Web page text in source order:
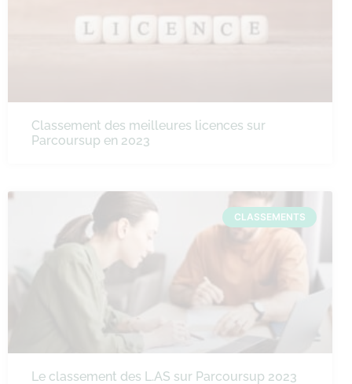
Classement des meilleures licences sur
Parcoursup en 2023
CLASSEMENTS
Le classement des L.AS sur Parcoursup 2023